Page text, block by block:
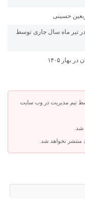
حسینی
ازدواج در تیر ماه سال جاری توسط
تیم مدیریت در وب سایت
شد.
منتشر نخواهد شد.